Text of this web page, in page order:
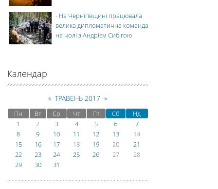
- На Чернігівщині працювала
велика дипломатична команда
на чолі з Андрієм Сибігою
Календар
« ТРАВЕНЬ 2017 »
Пн Вт Ср Чт Пт Сб
Нд
1
2 3 4 5 6
7
8
9 10 11 12 13
14
15
16 17 18 19 20
21
22
23 24 25 26 27
28
29
30 31